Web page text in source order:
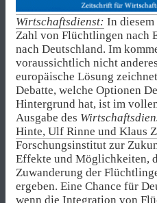
Wirtschaftsdienst: In diesem
Zahl von Flüchtlingen nach
nach Deutschland. Im
voraussichtlich nicht
europäische Lösung
Debatte, welche Optionen
Hintergrund hat, ist im
Ausgabe des
Hinte, Ulf Rinne und Klaus
Forschungsinstitut zur
Effekte und Möglichkeiten,
Zuwanderung der
ergeben. Eine Chance für
wenn die Integration von